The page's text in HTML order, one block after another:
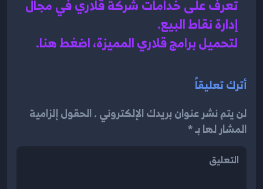
إدارة نقاط البيع.
لتحميل برامج قلاري المميزة، اضغط هنا.
أترك تعليقاً
لن يتم نشر عنوان بريدك الإلكتروني . الحقول إلزامية
المشار لها بـ *